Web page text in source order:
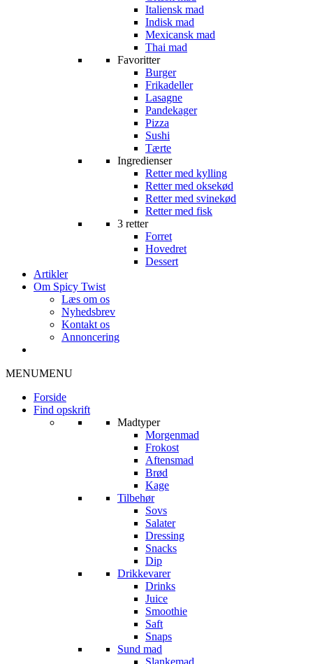
Italiensk mad
Indisk mad
Mexicansk mad
Thai mad
Favoritter
Burger
Frikadeller
Lasagne
Pandekager
Pizza
Sushi
Tærte
Ingredienser
Retter med kylling
Retter med oksekød
Retter med svinekød
Retter med fisk
3 retter
Forret
Hovedret
Dessert
Artikler
Om Spicy Twist
Læs om os
Nyhedsbrev
Kontakt os
Annoncering
MENUMENU
Forside
Find opskrift
Madtyper
Morgenmad
Frokost
Aftensmad
Brød
Kage
Tilbehør
Sovs
Salater
Dressing
Snacks
Dip
Drikkevarer
Drinks
Juice
Smoothie
Saft
Snaps
Sund mad
Slankemad